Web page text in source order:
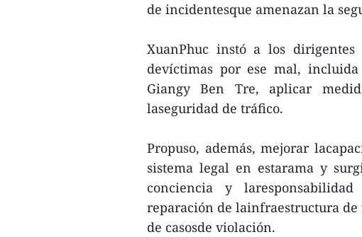
de incidentesque amenazan la
XuanPhuc instó a los
devíctimas por ese mal,
Giangy Ben Tre, aplicar
laseguridad de tráfico.
Propuso, además, mejorar
sistema legal en estarama y
conciencia y
reparación de lainfraestructura
de casosde violación.